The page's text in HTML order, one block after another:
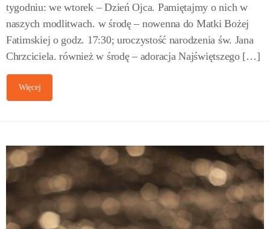
tygodniu: we wtorek – Dzień Ojca. Pamiętajmy o nich w
naszych modlitwach. w środę – nowenna do Matki Bożej
Fatimskiej o godz. 17:30; uroczystość narodzenia św. Jana
Chrzciciela. również w środę – adoracja Najświętszego […]
Więcej